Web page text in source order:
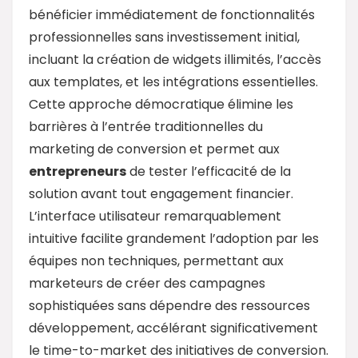
bénéficier immédiatement de fonctionnalités
professionnelles sans investissement initial,
incluant la création de widgets illimités, l’accès
aux templates, et les intégrations essentielles.
Cette approche démocratique élimine les
barrières à l’entrée traditionnelles du
marketing de conversion et permet aux
entrepreneursde tester l’efficacité de la
solution avant tout engagement financier.
L’interface utilisateur remarquablement
intuitive facilite grandement l’adoption par les
équipes non techniques, permettant aux
marketeurs de créer des campagnes
sophistiquées sans dépendre des ressources
développement, accélérant significativement
le time-to-market des initiatives de conversion.